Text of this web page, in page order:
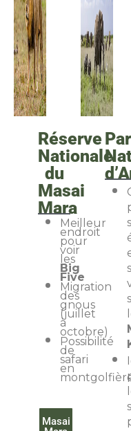
Réserve
Nationale
du
Masai
Mara
Meilleur
endroit
pour
voir
les
Big
Five
Migration
des
gnous
(juillet
à
octobre)
Possibilité
de
safari
en
Masai